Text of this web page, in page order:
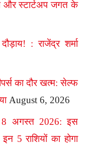
और स्टार्टअप जगत के
: राजेंद्र शर्मा
का दौर खत्म: सेल्फ
August 6, 2026
8 अगस्त 2026: इस
5 राशियों का होगा